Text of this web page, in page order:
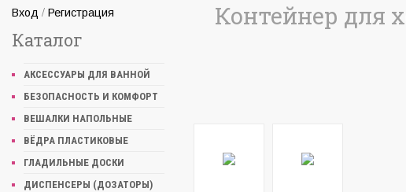
Вход / Регистрация
Каталог
АКСЕССУАРЫ ДЛЯ ВАННОЙ
БЕЗОПАСНОСТЬ И КОМФОРТ
ВЕШАЛКИ НАПОЛЬНЫЕ
ВЁДРА ПЛАСТИКОВЫЕ
ГЛАДИЛЬНЫЕ ДОСКИ
ДИСПЕНСЕРЫ (ДОЗАТОРЫ)
Контейнер для